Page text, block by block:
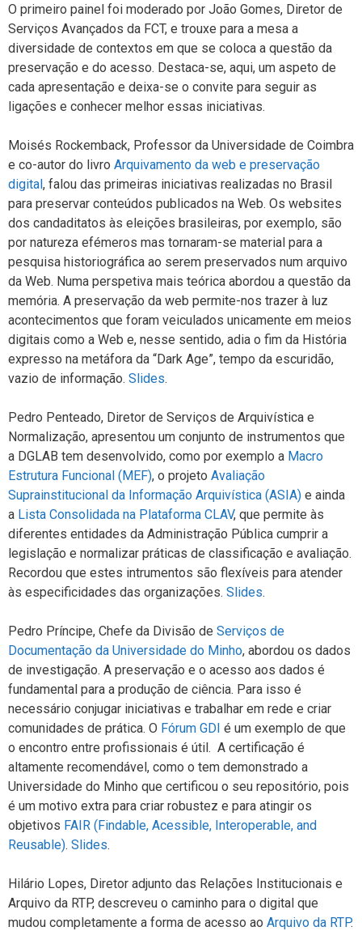
O primeiro painel foi moderado por João Gomes, Diretor de
Serviços Avançados da FCT, e trouxe para a mesa a
diversidade de contextos em que se coloca a questão da
preservação e do acesso. Destaca-se, aqui, um aspeto de
cada apresentação e deixa-se o convite para seguir as
ligações e conhecer melhor essas iniciativas.
Moisés Rockemback, Professor da Universidade de Coimbra
e co-autor do livro Arquivamento da web e preservação
digital, falou das primeiras iniciativas realizadas no Brasil
para preservar conteúdos publicados na Web. Os websites
dos candaditatos às eleições brasileiras, por exemplo, são
por natureza efémeros mas tornaram-se material para a
pesquisa historiográfica ao serem preservados num arquivo
da Web. Numa perspetiva mais teórica abordou a questão da
memória. A preservação da web permite-nos trazer à luz
acontecimentos que foram veiculados unicamente em meios
digitais como a Web e, nesse sentido, adia o fim da História
expresso na metáfora da “Dark Age”, tempo da escuridão,
vazio de informação. Slides.
Pedro Penteado, Diretor de Serviços de Arquivística e
Normalização, apresentou um conjunto de instrumentos que
a DGLAB tem desenvolvido, como por exemplo a Macro
Estrutura Funcional (MEF), o projeto Avaliação
Suprainstitucional da Informação Arquivística (ASIA) e ainda
a Lista Consolidada na Plataforma CLAV, que permite às
diferentes entidades da Administração Pública cumprir a
legislação e normalizar práticas de classificação e avaliação.
Recordou que estes intrumentos são flexíveis para atender
às especificidades das organizações. Slides.
Pedro Príncipe, Chefe da Divisão de Serviços de
Documentação da Universidade do Minho, abordou os dados
de investigação. A preservação e o acesso aos dados é
fundamental para a produção de ciência. Para isso é
necessário conjugar iniciativas e trabalhar em rede e criar
comunidades de prática. O Fórum GDI é um exemplo de que
o encontro entre profissionais é útil. A certificação é
altamente recomendável, como o tem demonstrado a
Universidade do Minho que certificou o seu repositório, pois
é um motivo extra para criar robustez e para atingir os
objetivos FAIR (Findable, Acessible, Interoperable, and
Reusable). Slides.
Hilário Lopes, Diretor adjunto das Relações Institucionais e
Arquivo da RTP, descreveu o caminho para o digital que
mudou completamente a forma de acesso ao Arquivo da RTP.